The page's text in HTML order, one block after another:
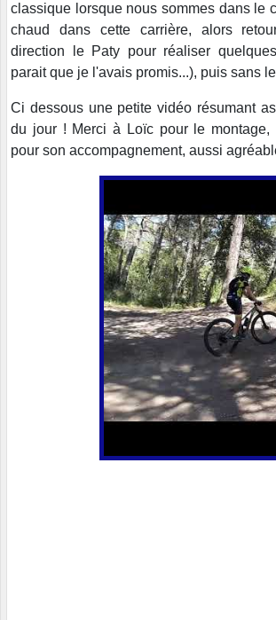
classique lorsque nous sommes dans le
chaud dans cette carrière, alors
direction le Paty pour réaliser
parait que je l'avais promis...), puis sans
Ci dessous une petite vidéo résumant
du jour ! Merci à Loïc pour le montage,
pour son accompagnement, aussi